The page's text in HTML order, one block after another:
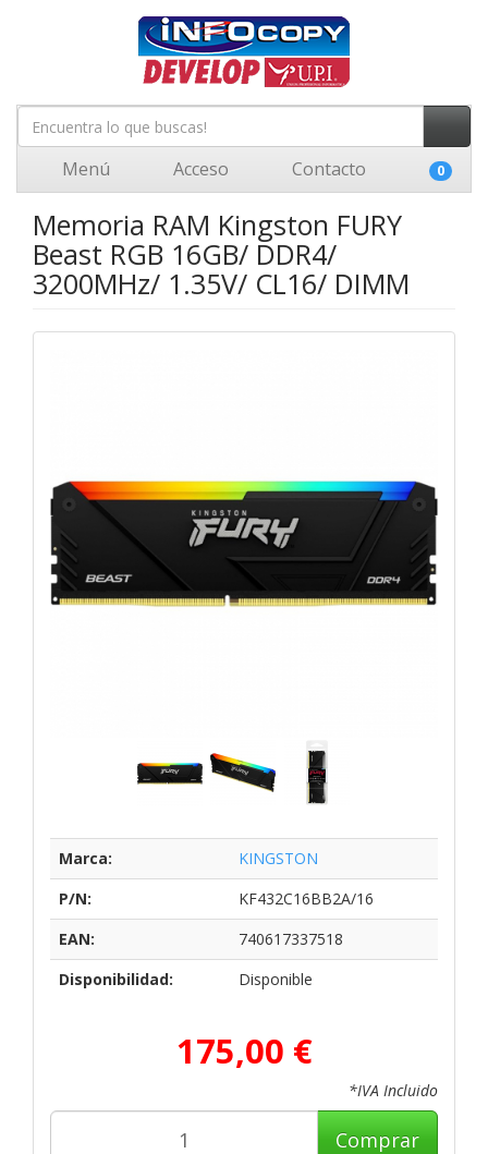
Menú Acceso Contacto 0
Memoria RAM Kingston FURY
Beast RGB 16GB/ DDR4/
3200MHz/ 1.35V/ CL16/ DIMM
Marca:
KINGSTON
P/N:
KF432C16BB2A/16
EAN:
740617337518
Disponibilidad:
Disponible
175,00 €
*IVA Incluido
Comprar